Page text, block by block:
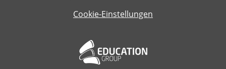
Cookie-Einstellungen